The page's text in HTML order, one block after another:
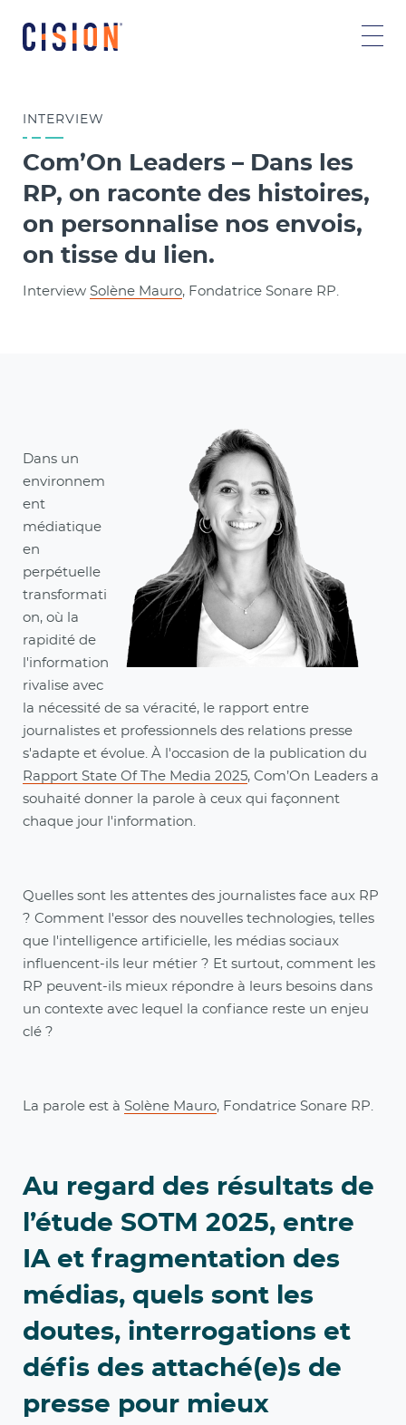
INTERVIEW
Com’On Leaders – Dans les
RP, on raconte des histoires,
on personnalise nos envois,
on tisse du lien.
Interview Solène Mauro, Fondatrice Sonare RP.
Dans un
environnem
ent
médiatique
en
perpétuelle
transformati
on, où la
rapidité de
l'information
rivalise avec
la nécessité de sa véracité, le rapport entre
journalistes et professionnels des relations presse
s'adapte et évolue. À l'occasion de la publication du
Rapport State Of The Media 2025, Com’On Leaders a
souhaité donner la parole à ceux qui façonnent
chaque jour l'information.
Quelles sont les attentes des journalistes face aux RP
? Comment l'essor des nouvelles technologies, telles
que l'intelligence artificielle, les médias sociaux
influencent-ils leur métier ? Et surtout, comment les
RP peuvent-ils mieux répondre à leurs besoins dans
un contexte avec lequel la confiance reste un enjeu
clé ?
La parole est à Solène Mauro, Fondatrice Sonare RP.
Au regard des résultats de
l’étude SOTM 2025, entre
IA et fragmentation des
médias, quels sont les
doutes, interrogations et
défis des attaché(e)s de
presse pour mieux